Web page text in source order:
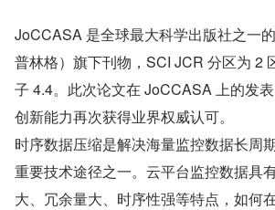
JoCCASA 是全球最大科学出版社之一
普林格）旗下刊物，SCI JCR 分区为 2
子 4.4。此次论文在 JoCCASA 上的发
创新能力再次获得业界权威认可。
时序数据压缩是解决海量监控数据长周
重要技术途径之一。云平台监控数据具
大、冗余量大、时序性强等特点，如何